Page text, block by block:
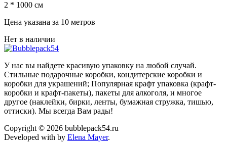
2 * 1000 см
Цена указана за 10 метров
Нет в наличии
У нас вы найдете красивую упаковку на любой случай.
Стильные подарочные коробки, кондитерские коробки и
коробки для украшений; Популярная крафт упаковка (крафт-
коробки и крафт-пакеты), пакеты для алкоголя, и многое
другое (наклейки, бирки, ленты, бумажная стружка, тишью,
оттиски). Мы всегда Вам рады!
Copyright © 2026 bubblepack54.ru
Developed with by Elena Mayer.